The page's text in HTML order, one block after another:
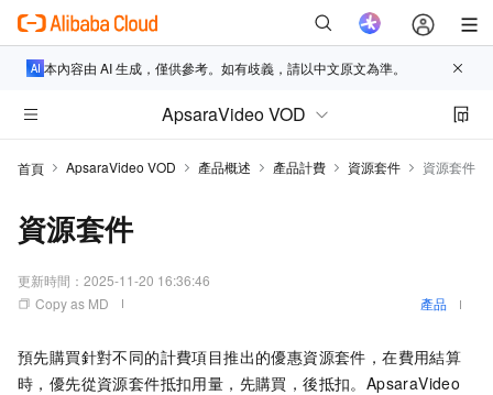
本內容由 AI 生成，僅供參考。如有歧義，請以中文原文為準。
ApsaraVideo VOD
首頁 ApsaraVideo VOD 產品概述 產品計費 資源套件 資源套件
資源套件
更新時間： 2025-11-20 16:36:46
Copy as MD
產品
預先購買針對不同的計費項目推出的優惠資源套件，在費用結算
時，優先從資源套件抵扣用量，先購買，後抵扣。ApsaraVideo